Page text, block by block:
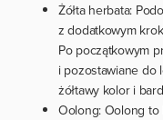
Żółta herbata:
z dodatkowym
Po początkowym
i pozostawiane do
żółtawy kolor i
Oolong: Oolong to